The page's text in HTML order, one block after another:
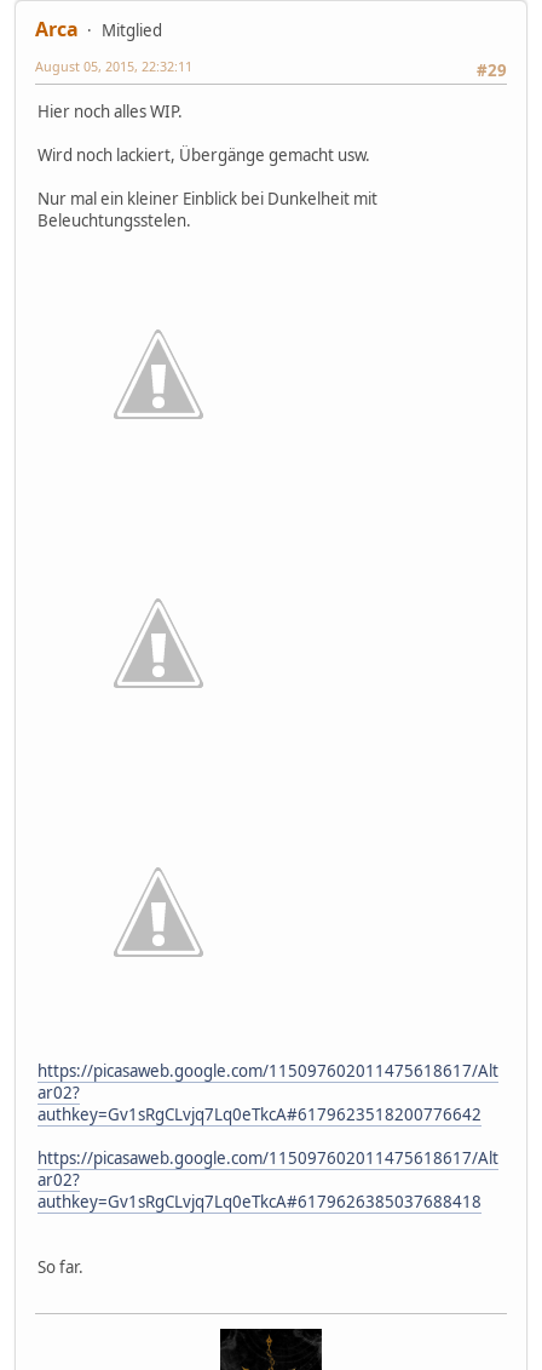
Arca
Mitglied
#29
August 05, 2015, 22:32:11
Hier noch alles WIP.
Wird noch lackiert, Übergänge gemacht usw.
Nur mal ein kleiner Einblick bei Dunkelheit mit
Beleuchtungsstelen.
https://picasaweb.google.com/115097602011475618617/Alt
ar02?
authkey=Gv1sRgCLvjq7Lq0eTkcA#6179623518200776642
https://picasaweb.google.com/115097602011475618617/Alt
ar02?
authkey=Gv1sRgCLvjq7Lq0eTkcA#6179626385037688418
So far.